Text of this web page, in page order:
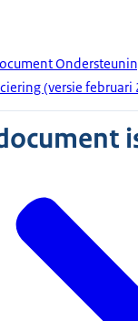
(versie februari